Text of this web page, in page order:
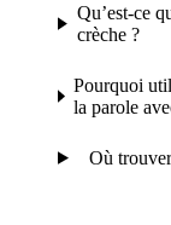
Qu’est-ce
crèche ?
Pourquoi
la parole
Où